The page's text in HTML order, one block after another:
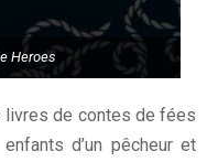
Heroes
livres de contes de fées
d’un pêcheur et